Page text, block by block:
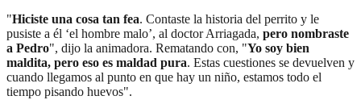
"Hiciste una cosa tan fea. Contaste la historia del perrito y le
pusiste a él ‘el hombre malo’, al doctor Arriagada, pero nombraste
a Pedro", dijo la animadora. Rematando con, "Yo soy bien
maldita, pero eso es maldad pura. Estas cuestiones se devuelven y
cuando llegamos al punto en que hay un niño, estamos todo el
tiempo pisando huevos".